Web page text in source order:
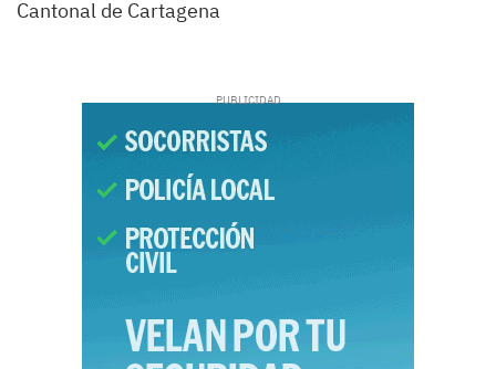
Cantonal de Cartagena